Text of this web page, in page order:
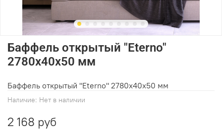
Наличие: Нет в наличии
Баффель открытый "Eterno"
2780х40х50 мм
2 168 руб
Баффель открытый "Eterno" 2780х40х50 мм